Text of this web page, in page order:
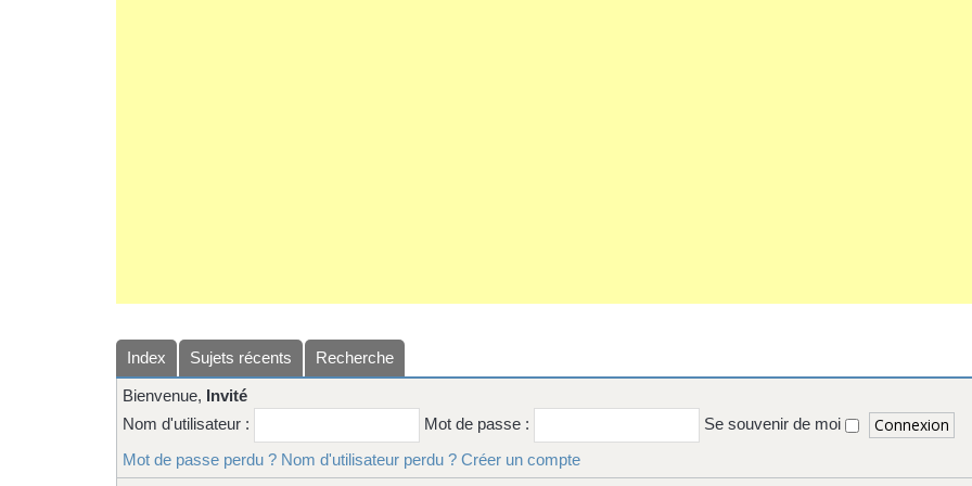
Index Sujets récents Recherche
Bienvenue, Invité
Nom d'utilisateur :
Mot de passe :
Se souvenir de moi
Mot de passe perdu ? Nom d'utilisateur perdu ? Créer un compte